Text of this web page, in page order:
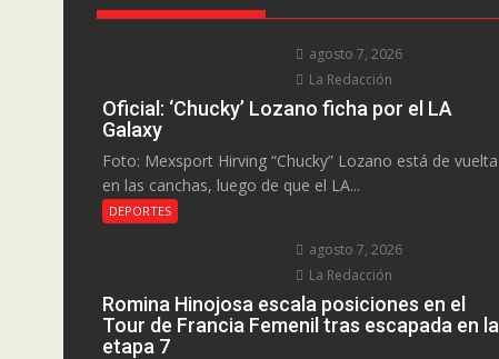
agosto 7, 2026
La Redacción
Oficial: ‘Chucky’ Lozano ficha por el LA
Galaxy
Foto: Mexsport Hirving “Chucky” Lozano está de vuelta
en las canchas, luego de que el LA...
DEPORTES
agosto 7, 2026
La Redacción
Romina Hinojosa escala posiciones en el
Tour de Francia Femenil tras escapada en la
etapa 7